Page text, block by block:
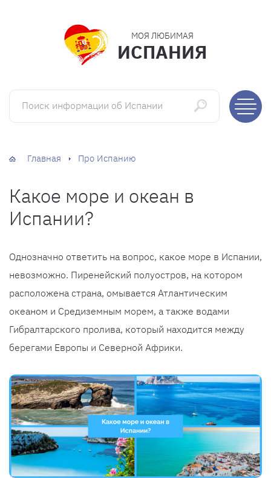
МОЯ ЛЮБИМАЯ
ИСПАНИЯ
Поиск информации об Испании
Главная Про Испанию
Какое море и океан в
Испании?
Однозначно ответить на вопрос, какое море в Испании,
невозможно. Пиренейский полуостров, на котором
расположена страна, омывается Атлантическим
океаном и Средиземным морем, а также водами
Гибралтарского пролива, который находится между
берегами Европы и Северной Африки.